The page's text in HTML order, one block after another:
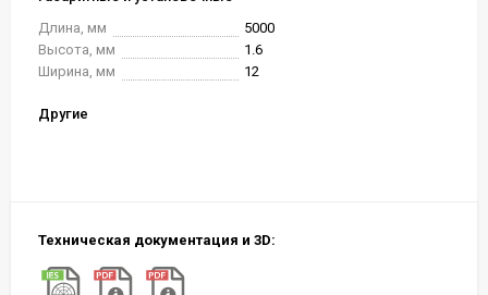
Длина, мм
5000
Высота, мм
1.6
Ширина, мм
12
Другие
Техническая документация и 3D: